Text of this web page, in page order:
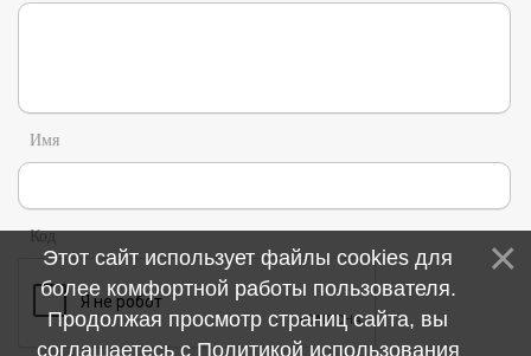
Имя
Код
Этот сайт использует файлы cookies для
более комфортной работы пользователя.
Продолжая просмотр страниц сайта, вы
соглашаетесь с Политикой использования